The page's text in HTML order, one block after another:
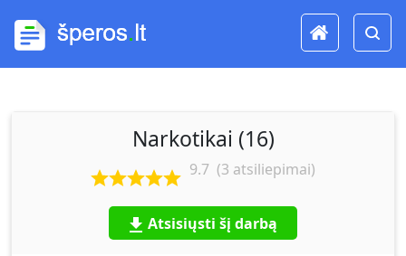
Narkotikai (16)
9.7 (3 atsiliepimai)
Atsisiųsti šį darbą